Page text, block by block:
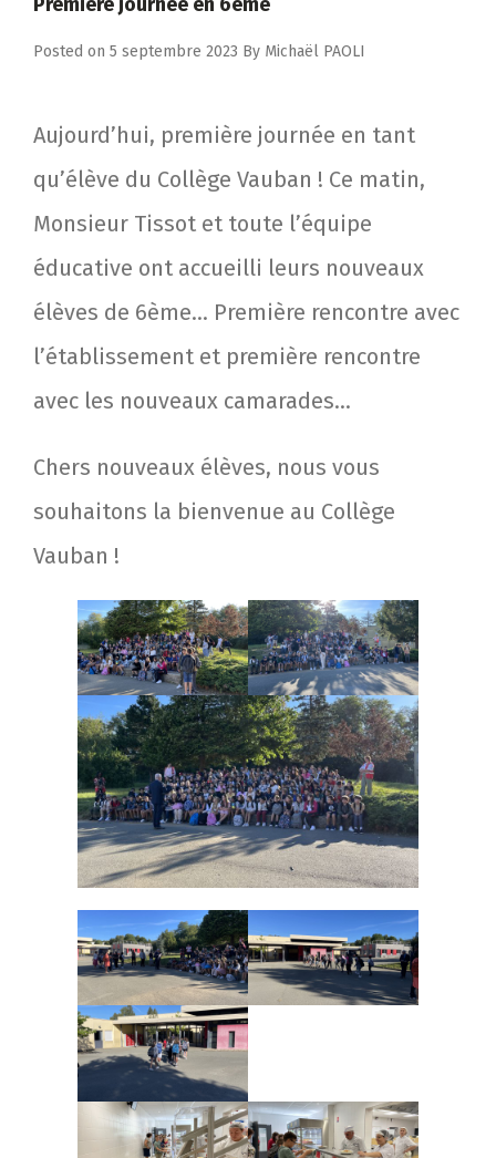
Posted on 5 septembre 2023 By Michaël PAOLI
Aujourd’hui, première journée en tant
qu’élève du Collège Vauban ! Ce matin,
Monsieur Tissot et toute l’équipe
éducative ont accueilli leurs nouveaux
élèves de 6ème… Première rencontre avec
l’établissement et première rencontre
avec les nouveaux camarades…
Chers nouveaux élèves, nous vous
souhaitons la bienvenue au Collège
Vauban !